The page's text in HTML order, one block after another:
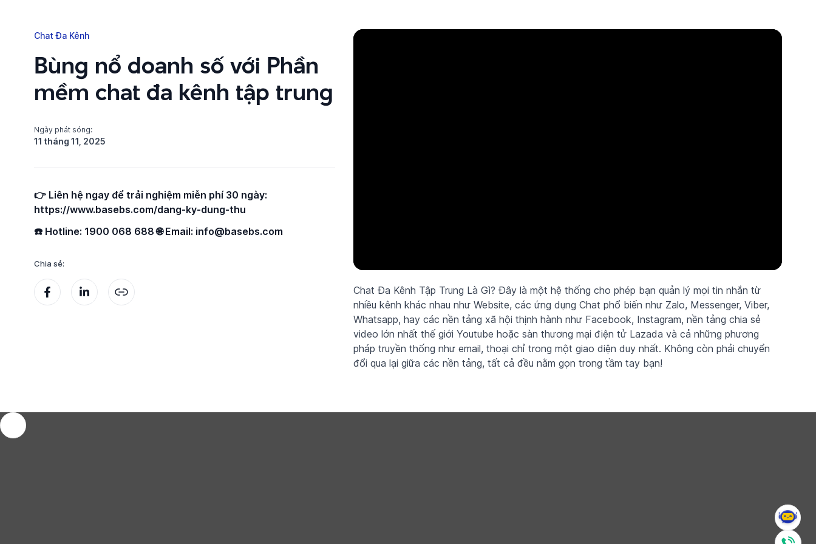
Chat Đa Kênh
Bùng nổ doanh số với Phần
mềm chat đa kênh tập trung
Ngày phát sóng:
11 tháng 11, 2025
👉 Liên hệ ngay để trải nghiệm miễn phí 30 ngày:
https://www.basebs.com/dang-ky-dung-thu
☎️ Hotline: 1900 068 688 🌐 Email: info@basebs.com
Chia sẻ:
Chat Đa Kênh Tập Trung Là Gì? Đây là một hệ thống cho phép bạn quản lý mọi tin nhắn từ
nhiều kênh khác nhau như Website, các ứng dụng Chat phổ biến như Zalo, Messenger, Viber,
Whatsapp, hay các nền tảng xã hội thịnh hành như Facebook, Instagram, nền tảng chia sẻ
video lớn nhất thế giới Youtube hoặc sàn thương mại điện tử Lazada và cả những phương
pháp truyền thống như email, thoại chỉ trong một giao diện duy nhất. Không còn phải chuyển
đổi qua lại giữa các nền tảng, tất cả đều nằm gọn trong tầm tay bạn!